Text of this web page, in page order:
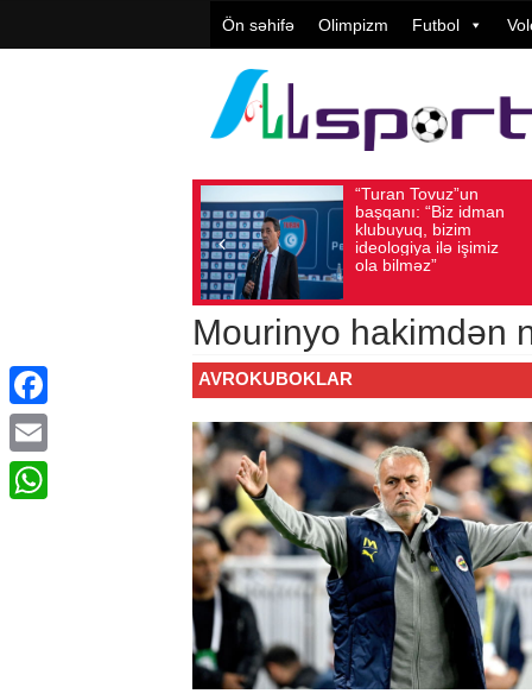
Ön səhifə Olimpizm Futbol
başqanı: “Biz idman
klubuyuq, bizim
ideologiya ilə işimiz
ola bilməz”
Avqust 05, 2026
Mourinyo hakimdən
AVROKUBOKLAR
Facebook
Email